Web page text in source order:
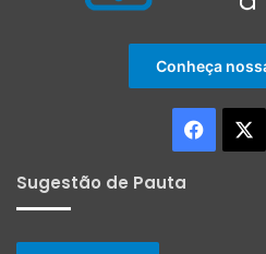
Conheça
Sugestão de Pauta